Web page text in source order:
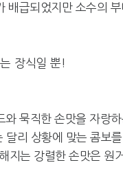
급되었지만 소수의
장식일 뿐!
묵직한 손맛을 자랑
리 상황에 맞는 콤보
지는 강렬한 손맛은 원
"'SWC', 앞으로도 10년
'실속' 소니, '리셋'
솔 전략 갈렸다